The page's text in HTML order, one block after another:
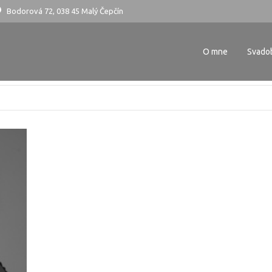
Bodorová 72, 038 45 Malý Čepčín
O mne
O mne